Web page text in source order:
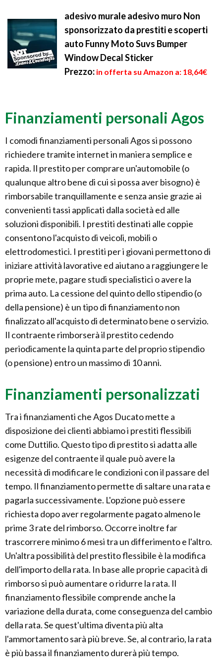
adesivo murale adesivo muro Non
sponsorizzato da prestiti e scoperti
auto Funny Moto Suvs Bumper
Window Decal Sticker
Prezzo: in offerta su Amazon a: 18,64€
Finanziamenti personali Agos
I comodi finanziamenti personali Agos si possono
richiedere tramite internet in maniera semplice e
rapida. Il prestito per comprare un'automobile (o
qualunque altro bene di cui si possa aver bisogno) è
rimborsabile tranquillamente e senza ansie grazie ai
convenienti tassi applicati dalla società ed alle
soluzioni disponibili. I prestiti destinati alle coppie
consentono l'acquisto di veicoli, mobili o
elettrodomestici. I prestiti per i giovani permettono di
iniziare attività lavorative ed aiutano a raggiungere le
proprie mete, pagare studi specialistici o avere la
prima auto. La cessione del quinto dello stipendio (o
della pensione) è un tipo di finanziamento non
finalizzato all'acquisto di determinato bene o servizio.
Il contraente rimborserà il prestito cedendo
periodicamente la quinta parte del proprio stipendio
(o pensione) entro un massimo di 10 anni.
Finanziamenti personalizzati
Tra i finanziamenti che Agos Ducato mette a
disposizione dei clienti abbiamo i prestiti flessibili
come Duttilio. Questo tipo di prestito si adatta alle
esigenze del contraente il quale può avere la
necessità di modificare le condizioni con il passare del
tempo. Il finanziamento permette di saltare una rata e
pagarla successivamente. L'opzione può essere
richiesta dopo aver regolarmente pagato almeno le
prime 3 rate del rimborso. Occorre inoltre far
trascorrere minimo 6 mesi tra un differimento e l'altro.
Un'altra possibilità del prestito flessibile è la modifica
dell'importo della rata. In base alle proprie capacità di
rimborso si può aumentare o ridurre la rata. Il
finanziamento flessibile comprende anche la
variazione della durata, come conseguenza del cambio
della rata. Se quest'ultima diventa più alta
l'ammortamento sarà più breve. Se, al contrario, la rata
è più bassa il finanziamento durerà più tempo.